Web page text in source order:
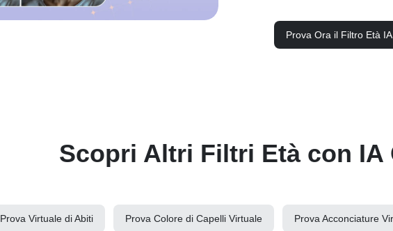
Prova Ora il Filtro Età IA
Scopri Altri Filtri Età con IA
Prova Virtuale di Abiti Prova Colore di Capelli Virtuale Prova Acconciature